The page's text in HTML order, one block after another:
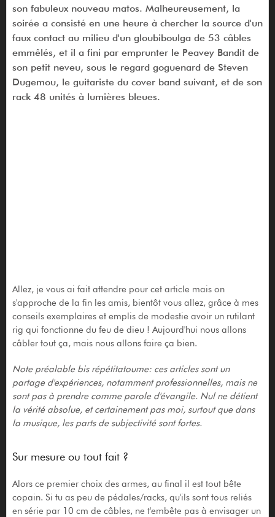
son fabuleux nouveau matos. Malheureusement, la
soirée a consisté en une heure à chercher la source d'un
faux contact au milieu d'un gloubiboulga de 53 câbles
emmêlés, et il a fini par emprunter le Peavey Bandit de
son petit neveu, sous le regard goguenard de Steven
Dugemou, le guitariste du cover band suivant, et de son
rack 48 unités à lumières bleues.
Allez, je vous ai fait attendre pour cet article mais on
s'approche de la fin les amis, bientôt vous allez, grâce à mes
conseils exemplaires et emplis de modestie avoir un rutilant
rig qui fonctionne du feu de dieu ! Aujourd'hui nous allons
câbler tout ça, mais nous allons faire ça bien.
Note préalable bis répétitatoume: ces articles sont un
partage d'expériences, notamment professionnelles, mais ne
sont pas à prendre comme parole d'évangile. Nul ne détient
la vérité absolue, et certainement pas moi, surtout que dans
la musique, les parts de subjectivité sont fortes.
Sur mesure ou tout fait ?
Alors ce premier choix des armes, au final il est tout bête
copain. Si tu as peu de pédales/racks, qu'ils sont tous reliés
en série par 10 cm de câbles, ne t'embête pas à envisager un